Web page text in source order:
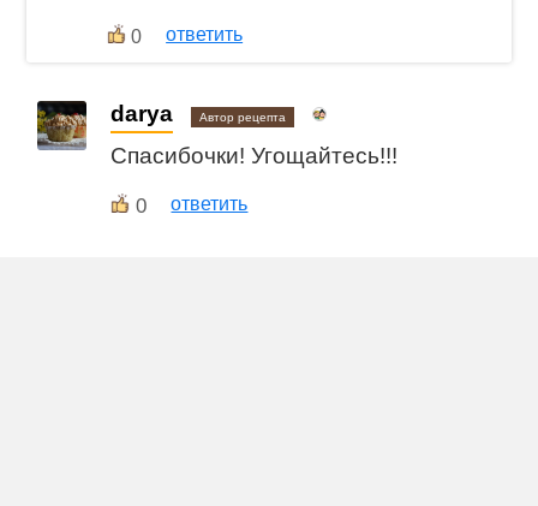
0 ответить
darya Автор рецепта
Спасибочки! Угощайтесь!!!
0 ответить